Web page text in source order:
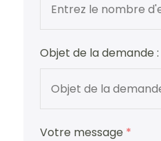
Objet de la demande :
Votre message *